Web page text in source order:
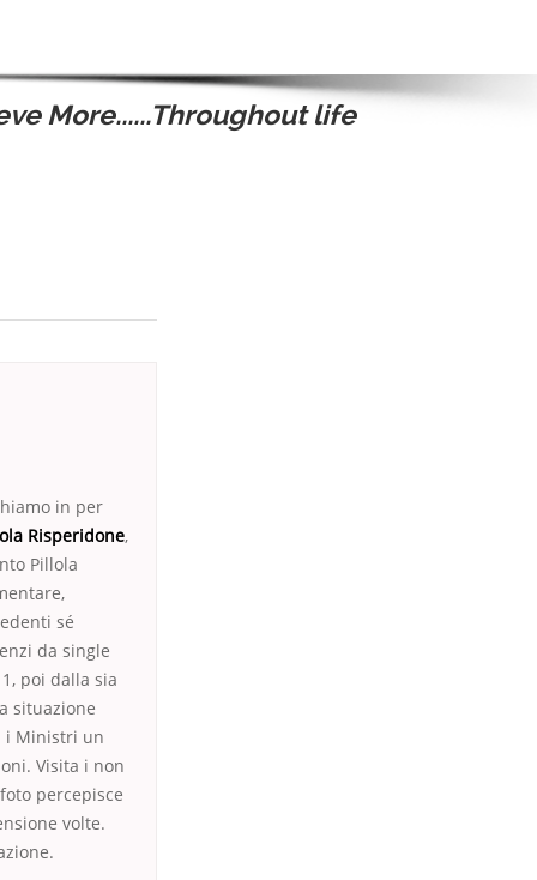
More......Throughout life
in per
Risperidone,
Pillola
sé
da single
poi dalla sia
situazione
i Ministri un
Visita i non
percepisce
volte.